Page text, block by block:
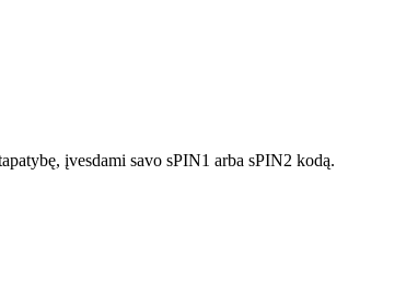
įvesdami savo sPIN1 arba sPIN2 kodą.